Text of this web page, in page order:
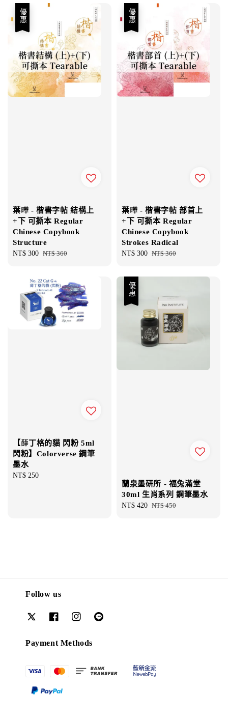
優惠
葉曄 - 楷書字帖 結構上
+下 可撕本 Regular
Chinese Copybook
Structure
Sale
NT$ 300 Regular
NT$ 360
優惠
葉曄 - 楷書字帖 部首上
+下 可撕本 Regular
Chinese Copybook
Strokes Radical
Sale
NT$ 300 Regular
NT$ 360
【薛丁格的貓 閃粉 5ml
閃粉】Colorverse 鋼筆
墨水
Regular
NT$ 250
優惠
蘭泉墨研所 - 福兔滿堂
30ml 生肖系列 鋼筆墨水
Sale
NT$ 420 Regular
NT$ 450
Follow us
Payment Methods